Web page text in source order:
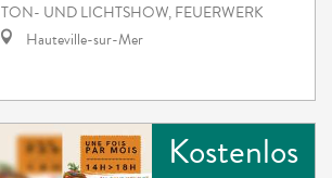
TON- UND LICHTSHOW, FEUERWERK
Hauteville-sur-Mer
Kostenlos